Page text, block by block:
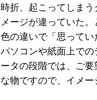
時折、起こってしま
メージが違っていた。
色の違いで「思ってい
パソコンや紙面上で
ータの段階では、ご
な物ですので、イメー